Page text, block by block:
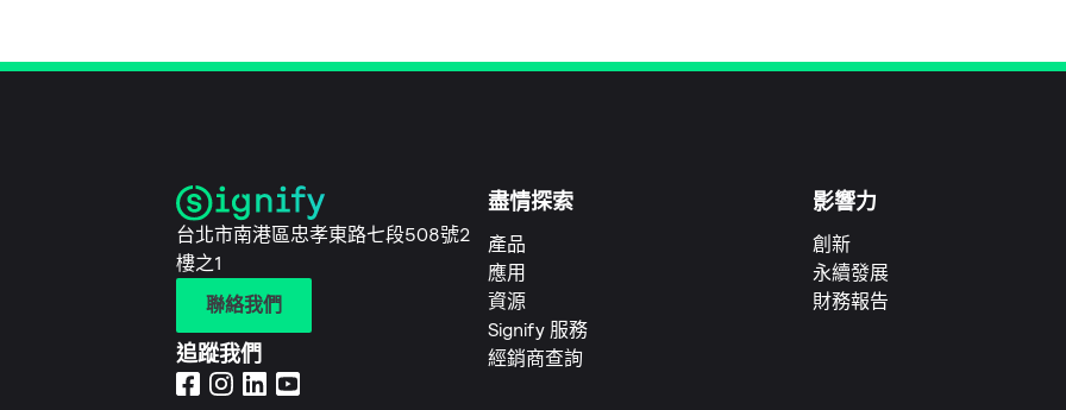
台北市南港區忠孝東路七段508號2
樓之1
聯絡我們
追蹤我們
盡情探索
產品
應用
資源
Signify 服務
經銷商查詢
影響力
創新
永續發展
財務報告